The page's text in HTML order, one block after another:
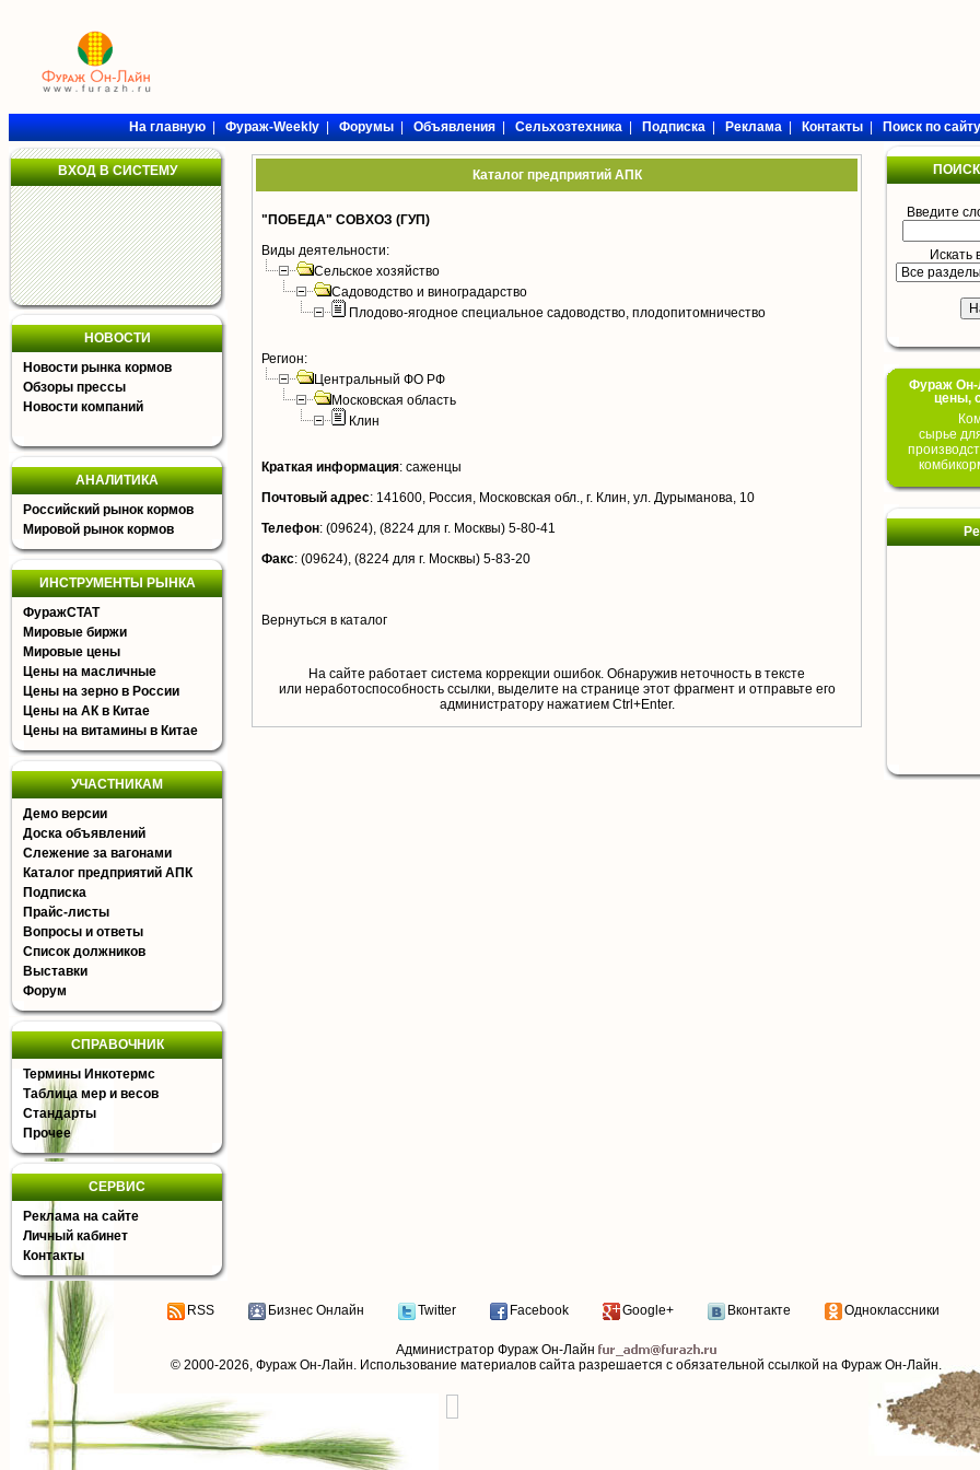
На главную|Фураж-Weekly|Форумы|Объявления|Сельхозтехника|Подписка|Реклама|Контакты|Поиск по сайту
ВХОД В СИСТЕМУ
НОВОСТИ
Новости рынка кормов
Обзоры прессы
Новости компаний
АНАЛИТИКА
Российский рынок кормов
Мировой рынок кормов
ИНСТРУМЕНТЫ РЫНКА
ФуражСТАТ
Мировые биржи
Мировые цены
Цены на масличные
Цены на зерно в России
Цены на АК в Китае
Цены на витамины в Китае
УЧАСТНИКАМ
Демо версии
Доска объявлений
Слежение за вагонами
Каталог предприятий АПК
Подписка
Прайс-листы
Вопросы и ответы
Список должников
Выставки
Форум
СПРАВОЧНИК
Термины Инкотермс
Таблица мер и весов
Стандарты
Прочее
СЕРВИС
Реклама на сайте
Личный кабинет
Контакты
Каталог предприятий АПК
"ПОБЕДА" СОВХОЗ (ГУП)
Виды деятельности:
Сельское хозяйство
Садоводство и виноградарство
Плодово-ягодное специальное садоводство, плодопитомничество
Регион:
Центральный ФО РФ
Московская область
Клин
Краткая информация: саженцы
Почтовый адрес: 141600, Россия, Московская обл., г. Клин, ул. Дурыманова, 10
Телефон: (09624), (8224 для г. Москвы) 5-80-41
Факс: (09624), (8224 для г. Москвы) 5-83-20
Вернуться в каталог
На сайте работает система коррекции ошибок. Обнаружив неточность в тексте
или неработоспособность ссылки, выделите на странице этот фрагмент и отправьте его
aдминистратору нажатием Ctrl+Enter.
Введите
Искать
Фураж Он-
цены,
сырье
RSS Бизнес Онлайн Twitter Facebook Google+ Вконтакте Одноклассники
Администратор Фураж Он-Лайн
© 2000-2026, Фураж Он-Лайн. Использование материалов сайта разрешается с обязательной ссылкой на Фураж Он-Лайн.